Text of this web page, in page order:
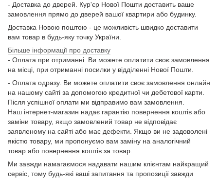
- Доставка до дверей. Кур'єр Нової Пошти доставить ваше
замовлення прямо до дверей вашої квартири або будинку.
Доставка Новою поштою - це можливість швидко доставити
вам товар в будь-яку точку України.
Більше інформації про доставку
- Оплата при отриманні. Ви можете оплатити своє замовлення
на місці, при отриманні посилки у відділенні Нової Пошти.
- Оплата одразу. Ви можете оплатити своє замовлення онлайн
на нашому сайті за допомогою кредитної чи дебетової карти.
Після успішної оплати ми відправимо вам замовлення.
Наш інтернет-магазин надає гарантію повернення коштів або
заміни товару, якщо замовлений товар не відповідає
заявленому на сайті або має дефекти. Якщо ви не задоволені
якістю товару, ми пропонуємо вам заміну на аналогічний
товар або повернення коштів за товар.
Ми завжди намагаємося надавати нашим клієнтам найкращий
сервіс, тому будь-які ваші запитання та пропозиції завжди